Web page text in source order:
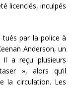
licenciés, inculpés
par la police à
Anderson, un
a reçu plusieurs
», alors qu’il
la circulation. Les